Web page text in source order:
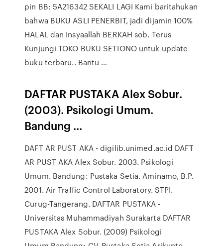
pin BB: 5A216342 SEKALI LAGI Kami baritahukan
bahwa BUKU ASLI PENERBIT, jadi dijamin 100%
HALAL dan Insyaallah BERKAH sob. Terus
Kunjungi TOKO BUKU SETIONO untuk update
buku terbaru.. Bantu …
DAFTAR PUSTAKA Alex Sobur.
(2003). Psikologi Umum.
Bandung ...
DAFT AR PUST AKA - digilib.unimed.ac.id DAFT
AR PUST AKA Alex Sobur. 2003. Psikologi
Umum. Bandung: Pustaka Setia. Aminamo, B.P.
2001. Air Traffic Control Laboratory. STPI.
Curug-Tangerang. DAFTAR PUSTAKA -
Universitas Muhammadiyah Surakarta DAFTAR
PUSTAKA Alex Sobur. (2009) Psikologi